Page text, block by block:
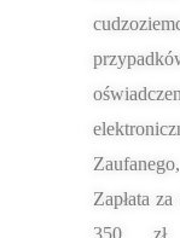
Zapłata
350 zł.